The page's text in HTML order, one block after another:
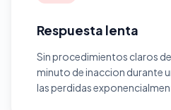
Respuesta lenta
Sin procedimientos claros
minuto de inaccion durante
las perdidas